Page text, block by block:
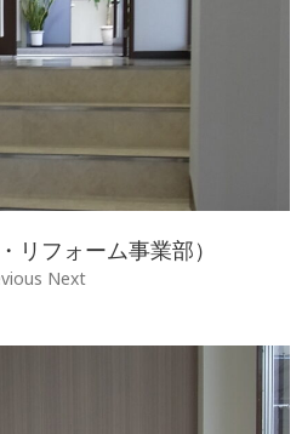
リフォーム事業部）
Next